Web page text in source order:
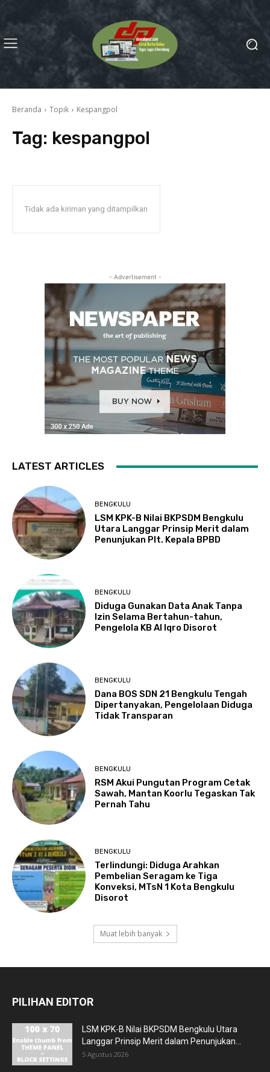
Beranda Topik Kespangpol
Tag: kespangpol
Tidak ada kiriman yang ditampilkan
- Advertisement -
LATEST ARTICLES
BENGKULU
LSM KPK-B Nilai BKPSDM Bengkulu
Utara Langgar Prinsip Merit dalam
Penunjukan Plt. Kepala BPBD
BENGKULU
Diduga Gunakan Data Anak Tanpa
Izin Selama Bertahun-tahun,
Pengelola KB Al Iqro Disorot
BENGKULU
Dana BOS SDN 21 Bengkulu Tengah
Dipertanyakan, Pengelolaan Diduga
Tidak Transparan
BENGKULU
RSM Akui Pungutan Program Cetak
Sawah, Mantan Koorlu Tegaskan Tak
Pernah Tahu
BENGKULU
Terlindungi: Diduga Arahkan
Pembelian Seragam ke Tiga
Konveksi, MTsN 1 Kota Bengkulu
Disorot
Muat lebih banyak
PILIHAN EDITOR
LSM KPK-B Nilai BKPSDM Bengkulu Utara
Langgar Prinsip Merit dalam Penunjukan...
5 Agustus 2026